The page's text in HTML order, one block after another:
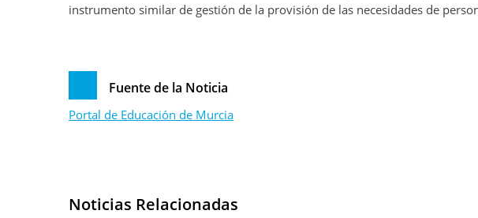
instrumento similar de gestión de la provisión de las necesidades de
Fuente de la Noticia
Portal de Educación de Murcia
Noticias Relacionadas